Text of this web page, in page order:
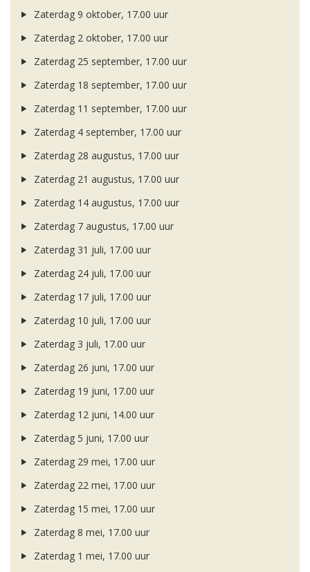
Zaterdag 9 oktober, 17.00 uur
Zaterdag 2 oktober, 17.00 uur
Zaterdag 25 september, 17.00 uur
Zaterdag 18 september, 17.00 uur
Zaterdag 11 september, 17.00 uur
Zaterdag 4 september, 17.00 uur
Zaterdag 28 augustus, 17.00 uur
Zaterdag 21 augustus, 17.00 uur
Zaterdag 14 augustus, 17.00 uur
Zaterdag 7 augustus, 17.00 uur
Zaterdag 31 juli, 17.00 uur
Zaterdag 24 juli, 17.00 uur
Zaterdag 17 juli, 17.00 uur
Zaterdag 10 juli, 17.00 uur
Zaterdag 3 juli, 17.00 uur
Zaterdag 26 juni, 17.00 uur
Zaterdag 19 juni, 17.00 uur
Zaterdag 12 juni, 14.00 uur
Zaterdag 5 juni, 17.00 uur
Zaterdag 29 mei, 17.00 uur
Zaterdag 22 mei, 17.00 uur
Zaterdag 15 mei, 17.00 uur
Zaterdag 8 mei, 17.00 uur
Zaterdag 1 mei, 17.00 uur